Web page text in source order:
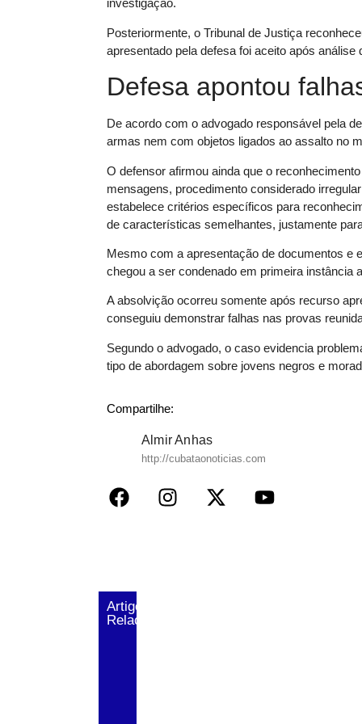
investigação.
Posteriormente, o Tribunal de Justiça
apresentado pela defesa foi aceito após
Defesa apontou
De acordo com o advogado responsável pela
armas nem com objetos ligados ao assalto no
O defensor afirmou ainda que o
mensagens, procedimento considerado
estabelece critérios específicos para
de características semelhantes, justamente
Mesmo com a apresentação de documentos e
chegou a ser condenado em primeira instância
A absolvição ocorreu somente após recurso
conseguiu demonstrar falhas nas provas
Segundo o advogado, o caso evidencia
tipo de abordagem sobre jovens negros e
Compartilhe:
Almir Anhas
http://cubataonoticias.com
Artigos
Relacionados